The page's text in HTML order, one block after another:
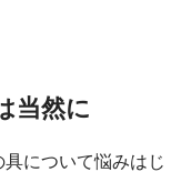
当然に
について悩みはじ